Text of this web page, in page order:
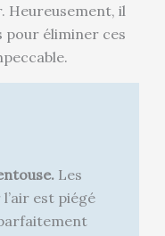
Heureusement, il
pour éliminer ces
Les
est piégé